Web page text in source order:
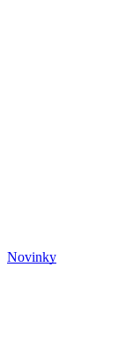
Novinky